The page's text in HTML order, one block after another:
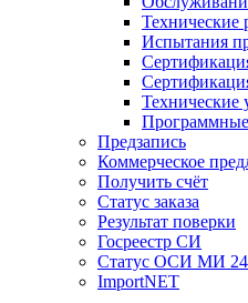
Технические
Испытания
Технические
Предзапись
Коммерческое
Получить счёт
Статус заказа
Результат поверки
Госреестр СИ
Статус ОСИ МИ
ImportNET